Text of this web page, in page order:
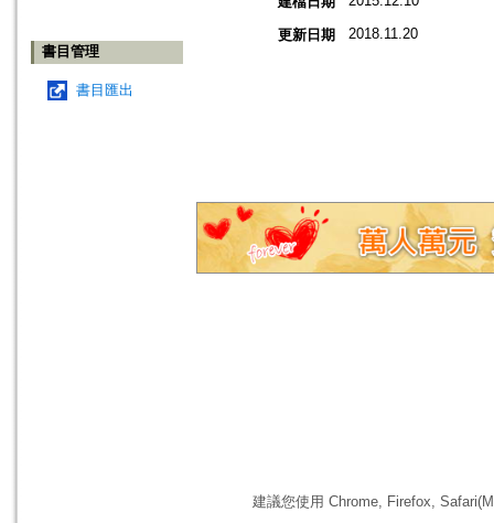
書目管理
書目匯出
更新日期 2018.11.20
建議您使用 Chrome, Firefox,